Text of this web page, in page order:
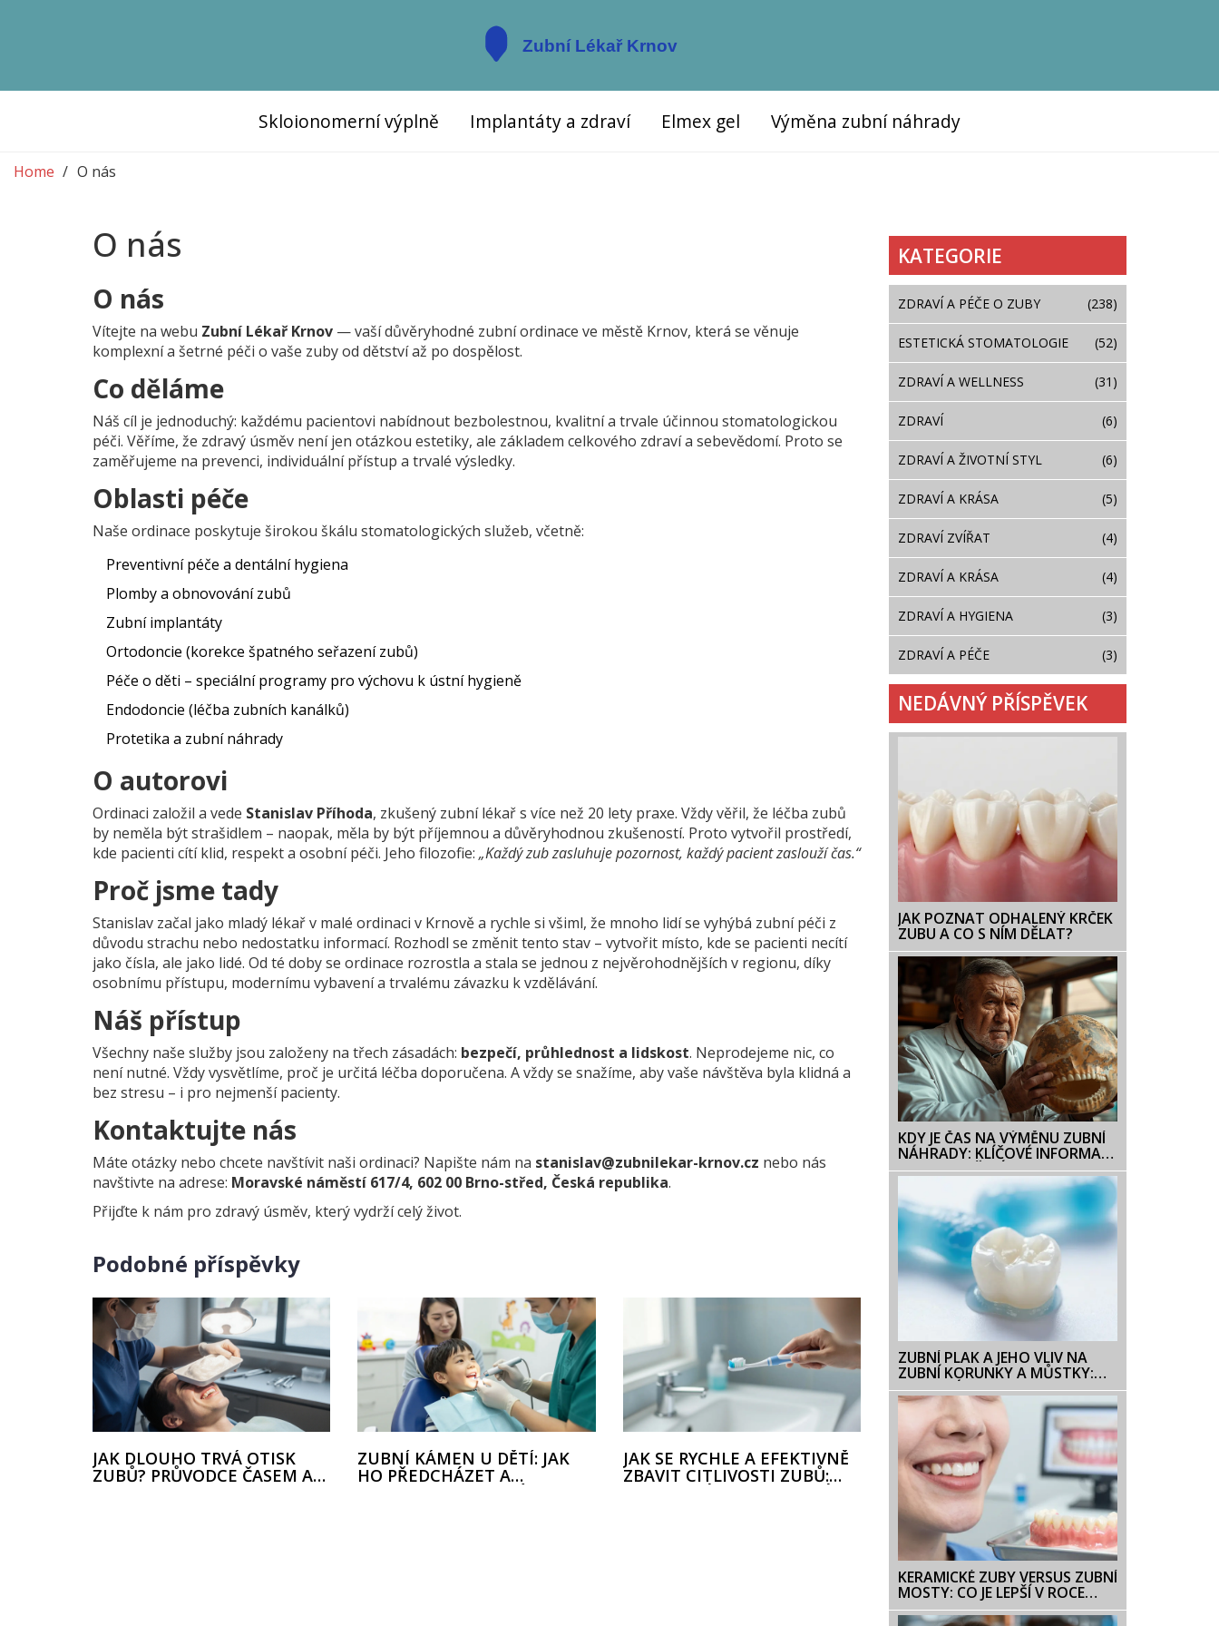
Skloionomerní výplně Implantáty a zdraví Elmex gel Výměna zubní náhrady
Home O nás
O nás
O nás
Vítejte na webu Zubní Lékař Krnov — vaší důvěryhodné zubní ordinace ve městě Krnov, která se věnuje
komplexní a šetrné péči o vaše zuby od dětství až po dospělost.
Co děláme
Náš cíl je jednoduchý: každému pacientovi nabídnout bezbolestnou, kvalitní a trvale účinnou stomatologickou
péči. Věříme, že zdravý úsměv není jen otázkou estetiky, ale základem celkového zdraví a sebevědomí. Proto se
zaměřujeme na prevenci, individuální přístup a trvalé výsledky.
Oblasti péče
Naše ordinace poskytuje širokou škálu stomatologických služeb, včetně:
Preventivní péče a dentální hygiena
Plomby a obnovování zubů
Zubní implantáty
Ortodoncie (korekce špatného seřazení zubů)
Péče o děti – speciální programy pro výchovu k ústní hygieně
Endodoncie (léčba zubních kanálků)
Protetika a zubní náhrady
O autorovi
Ordinaci založil a vede Stanislav Příhoda, zkušený zubní lékař s více než 20 lety praxe. Vždy věřil, že léčba zubů
by neměla být strašidlem – naopak, měla by být příjemnou a důvěryhodnou zkušeností. Proto vytvořil prostředí,
kde pacienti cítí klid, respekt a osobní péči. Jeho filozofie: „Každý zub zasluhuje pozornost, každý pacient zaslouží čas.“
Proč jsme tady
Stanislav začal jako mladý lékař v malé ordinaci v Krnově a rychle si všiml, že mnoho lidí se vyhýbá zubní péči z
důvodu strachu nebo nedostatku informací. Rozhodl se změnit tento stav – vytvořit místo, kde se pacienti necítí
jako čísla, ale jako lidé. Od té doby se ordinace rozrostla a stala se jednou z nejvěrohodnějších v regionu, díky
osobnímu přístupu, modernímu vybavení a trvalému závazku k vzdělávání.
Náš přístup
Všechny naše služby jsou založeny na třech zásadách: bezpečí, průhlednost a lidskost. Neprodejeme nic, co
není nutné. Vždy vysvětlíme, proč je určitá léčba doporučena. A vždy se snažíme, aby vaše návštěva byla klidná a
bez stresu – i pro nejmenší pacienty.
Kontaktujte nás
Máte otázky nebo chcete navštívit naši ordinaci? Napište nám na stanislav@zubnilekar-krnov.cz nebo nás
navštivte na adrese: Moravské náměstí 617/4, 602 00 Brno-střed, Česká republika.
Přijďte k nám pro zdravý úsměv, který vydrží celý život.
Podobné příspěvky
JAK DLOUHO TRVÁ OTISK
ZUBŮ? PRŮVODCE ČASEM A
ZUBNÍ KÁMEN U DĚTÍ: JAK
HO PŘEDCHÁZET A
JAK SE RYCHLE A EFEKTIVNĚ
ZBAVIT CITLIVOSTI ZUBŮ:
KATEGORIE
ZDRAVÍ A PÉČE O ZUBY (238)
ESTETICKÁ STOMATOLOGIE (52)
ZDRAVÍ A WELLNESS (31)
ZDRAVÍ (6)
ZDRAVÍ A ŽIVOTNÍ STYL (6)
ZDRAVÍ A KRÁSA (5)
ZDRAVÍ ZVÍŘAT (4)
ZDRAVÍ A KRÁSA (4)
ZDRAVÍ A HYGIENA (3)
ZDRAVÍ A PÉČE (3)
NEDÁVNÝ PŘÍSPĚVEK
JAK POZNAT ODHALENÝ KRČEK
ZUBU A CO S NÍM DĚLAT?
KDY JE ČAS NA VÝMĚNU ZUBNÍ
NÁHRADY: KLÍČOVÉ INFORMACE
A DOPORUČENÍ
ZUBNÍ PLAK A JEHO VLIV NA
ZUBNÍ KORUNKY A MŮSTKY:
JAK CHRÁNIT RESTAURACE
KERAMICKÉ ZUBY VERSUS ZUBNÍ
MOSTY: CO JE LEPŠÍ V ROCE
2026?